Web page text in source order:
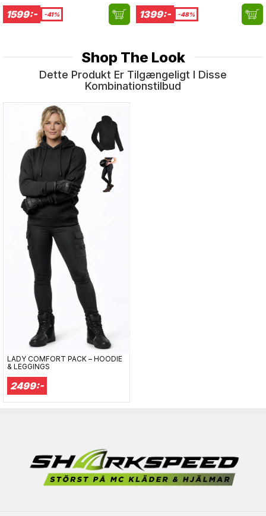
1599:- -41% 1399:- -48%
Shop The Look
Dette Produkt Er Tilgængeligt I Disse
Kombinationstilbud
LADY COMFORT PACK – HOODIE
& LEGGINGS
2499:-